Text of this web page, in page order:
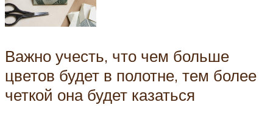
Важно учесть, что чем больше
цветов будет в полотне, тем более
четкой она будет казаться